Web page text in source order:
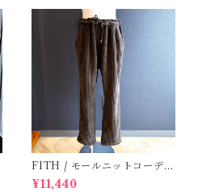
FITH / モールニットコーデュ
ロイパンツ ( BR / 140 )
¥11,440